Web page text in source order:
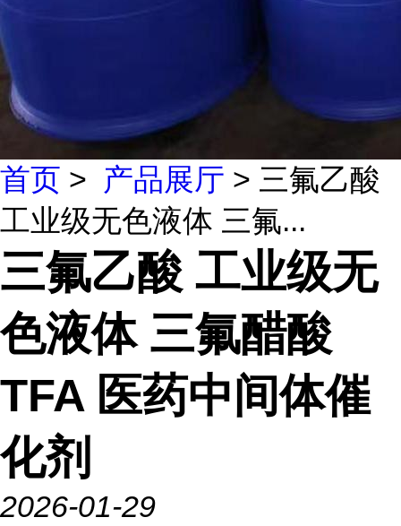
首页 > 产品展厅 > 三氟乙酸
工业级无色液体 三氟...
三氟乙酸 工业级无
色液体 三氟醋酸
TFA 医药中间体催
化剂
2026-01-29